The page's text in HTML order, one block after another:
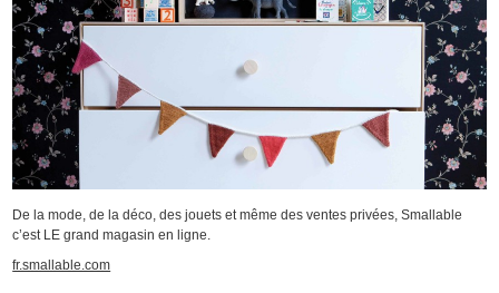
De la mode, de la déco, des jouets et même des ventes privées, Smallable
c’est LE grand magasin en ligne.
fr.smallable.com